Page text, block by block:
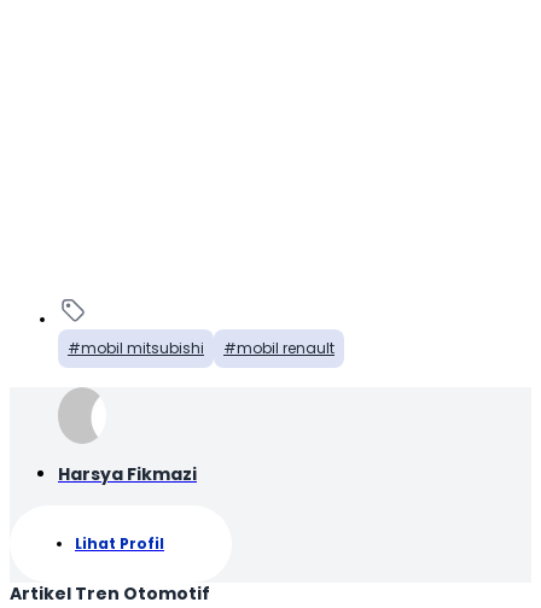
mobil mitsubishi mobil renault
Harsya Fikmazi
Lihat Profil
Artikel Tren Otomotif